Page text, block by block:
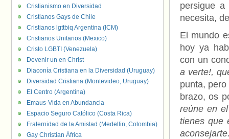
persigue
necesita,
El mundo
hoy ya
con un
a verte!,
punta,
brazo, os
reúne en
tienes que
Cristianismo en Diversidad
Cristianos Gays de Chile
Cristianos lgttbiq Argentina (ICM)
Cristianos Unitarios (Mexico)
Cristo LGBTI (Venezuela)
Devenir un en Christ
Diaconía Cristiana en la Diversidad (Uruguay)
Diversidad Cristiana (Montevideo, Uruguay)
El Centro (Argentina)
Emaus-Vida en Abundancia
Espacio Seguro Católico (Costa Rica)
Fraternidad de la Amistad (Medellin, Colombia)
Gay Christian África